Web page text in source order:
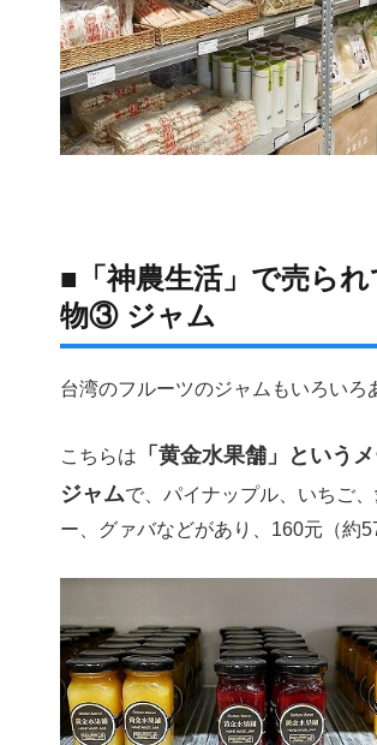
■「神農生活」で売られ
物③ ジャム
台湾のフルーツのジャムもいろいろ
こちらは
「黄金水果舗」という
ジャムで、パイナップル、いちご
ー、グァバなどがあり、160元（約